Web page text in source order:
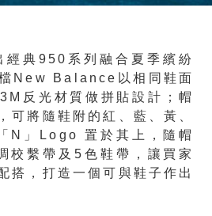
典950系列融合夏季繽紛
New Balance以相同鞋面
反光材質做拼貼設計；帽
可將隨鞋附的紅、藍、黃、
N」Logo 置於其上，隨帽
校繫帶及5色鞋帶，讓買家
搭，打造一個可與鞋子作出